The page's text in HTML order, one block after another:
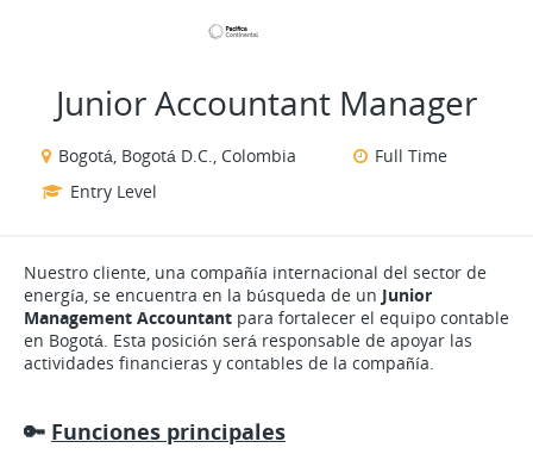
Junior Accountant Manager
Bogotá, Bogotá D.C., Colombia
Full Time
Entry Level
Nuestro cliente, una compañía internacional del sector de
energía, se encuentra en la búsqueda de un Junior
Management Accountant para fortalecer el equipo contable
en Bogotá. Esta posición será responsable de apoyar las
actividades financieras y contables de la compañía.
🔑 Funciones principales